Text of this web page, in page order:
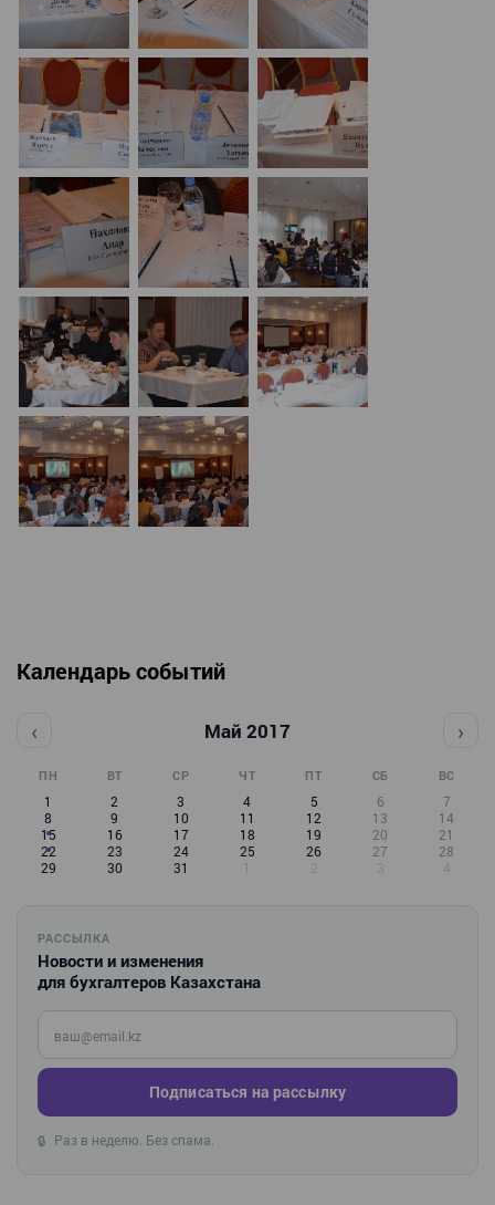
Календарь событий
‹ Май 2017 ›
ПН ВТ СР ЧТ ПТ СБ ВС
1 2 3 4 5 6
7
8
9 10 11 12 13
14
15
16 17 18 19 20
21
22
23 24 25 26 27
28
29
30 31 1 2 3 4
РАССЫЛКА
Новости и изменения
для бухгалтеров Казахстана
Введите ваш e-mail
Подписаться на рассылку
🔒 Раз в неделю. Без спама.